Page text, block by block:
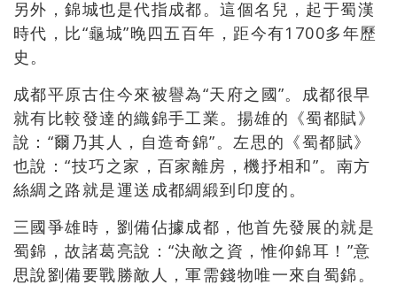
另外，錦城也是代指成都。這個名兒，起于蜀漢
時代，比“龜城”晚四五百年，距今有1700多年歷
史。
成都平原古住今來被譽為“天府之國”。成都很早
就有比較發達的織錦手工業。揚雄的《蜀都賦》
說：“爾乃其人，自造奇錦”。左思的《蜀都賦》
也說：“技巧之家，百家離房，機抒相和”。南方
絲綢之路就是運送成都綢緞到印度的。
三國爭雄時，劉備佔據成都，他首先發展的就是
蜀錦，故諸葛亮說：“決敵之資，惟仰錦耳！”意
思說劉備要戰勝敵人，軍需錢物唯一來自蜀錦。